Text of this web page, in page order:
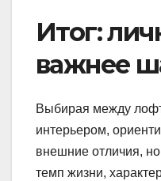
Итог:
важнее
Выбирая между
интерьером,
внешние отличия,
темп жизни,